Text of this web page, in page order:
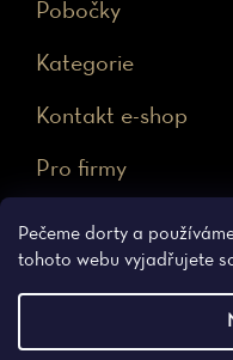
Pečeme dorty a
tohoto webu vyjadřujete
Pobočky
Kategorie
Kontakt e-shop
Pro firmy
Ochrana osobních údajů